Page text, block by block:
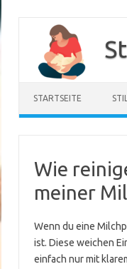
springen
STARTSEITE
Wie
meiner
Wenn du eine
ist. Diese weichen
einfach nur mit